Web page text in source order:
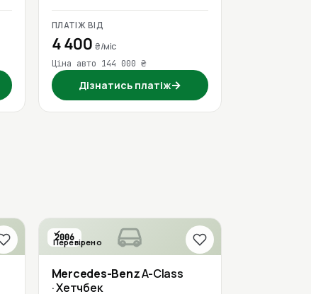
ПЛАТІЖ ВІД
4 400 ₴/міс
Ціна авто 144 000 ₴
Дізнатись платіж→
2006
Перевірено
Mercedes-BenzA-Class
· Хетчбек